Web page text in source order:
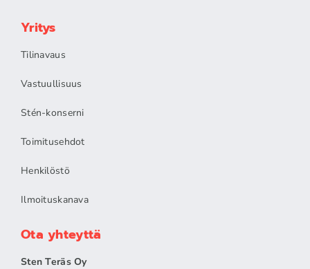
Yritys
Tilinavaus
Vastuullisuus
Stén-konserni
Toimitusehdot
Henkilöstö
Ilmoituskanava
Ota yhteyttä
Sten Teräs Oy